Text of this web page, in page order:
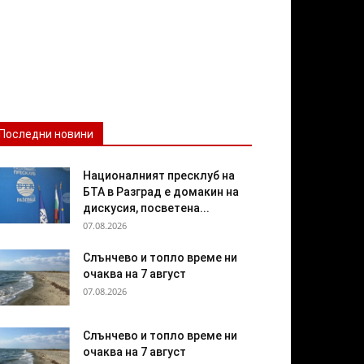
новини
Националният пресклуб на
БТА в Разград е домакин на
дискусия, посветена...
07.08.2026
Слънчево и топло време ни
очаква на 7 август
07.08.2026
Слънчево и топло време ни
очаква на 7 август